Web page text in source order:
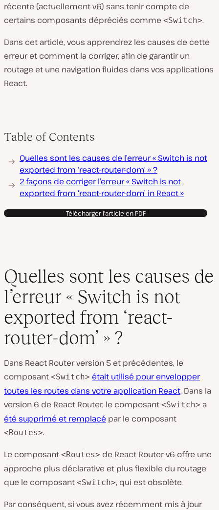
récente (actuellement v6) sans tenir compte de
certains composants dépréciés comme <Switch>.
Dans cet article, vous apprendrez les causes de cette
erreur et comment la corriger, afin de garantir un
routage et une navigation fluides dans vos applications
React.
Table of Contents
Quelles sont les causes de l’erreur « Switch is not
exported from ‘react-router-dom’ » ?
2 façons de corriger l’erreur « Switch is not
exported from ‘react-router-dom’ in React »
Télécharger l'article en PDF
Quelles sont les causes de
l’erreur « Switch is not
exported from ‘react-
router-dom’ » ?
Dans React Router version 5 et précédentes, le
composant <Switch> était utilisé pour envelopper
toutes les routes dans votre application React. Dans la
version 6 de React Router, le composant <Switch> a
été supprimé et remplacé par le composant
<Routes>.
Le composant <Routes> de React Router v6 offre une
approche plus déclarative et plus flexible du routage
que le composant <Switch>, qui est obsolète.
Par conséquent, si vous avez récemment mis à jour